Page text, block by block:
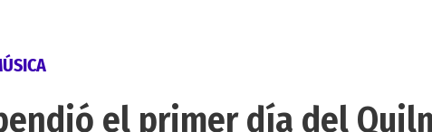
el primer día del